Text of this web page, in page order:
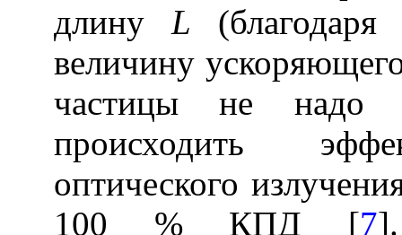
длину L
величину
частицы не надо
происходить
оптического
100 % КПД [7